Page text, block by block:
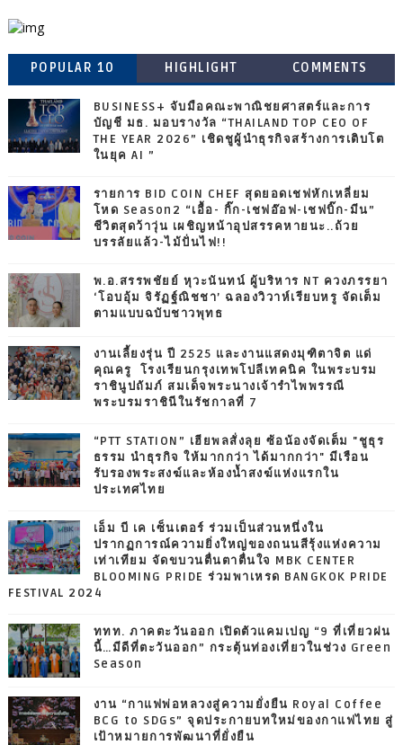
POPULAR 10 HIGHLIGHT COMMENTS
BUSINESS+ จับมือคณะพาณิชยศาสตร์และการ
บัญชี มธ. มอบรางวัล “THAILAND TOP CEO OF
THE YEAR 2026” เชิดชูผู้นำธุรกิจสร้างการเติบโต
ในยุค AI ”
รายการ BID COIN CHEF สุดยอดเชฟหักเหลี่ยม
โหด Season2 “เอื้อ- กิ๊ก-เชฟอ๊อฟ-เชฟบิ๊ก-มีน”
ชีวิตสุดว้าวุ่น เผชิญหน้าอุปสรรคหายนะ..ถ้วย
บรรลัยแล้ว-ไม้ปั่นไฟ!!
พ.อ.สรรพชัยย์ หุวะนันทน์ ผู้บริหาร NT ควงภรรยา
‘โอบอุ้ม จิรัฏฐ์ณิชชา’ ฉลองวิวาห์เรียบหรู จัดเต็ม
ตามแบบฉบับชาวพุทธ
งานเลี้ยงรุ่น ปี 2525 และงานแสดงมุฑิตาจิต แด่
คุณครู โรงเรียนกรุงเทพโปลีเทคนิค ในพระบรม
ราชินูปถัมภ์ สมเด็จพระนางเจ้ารำไพพรรณี
พระบรมราชินีในรัชกาลที่ 7
“PTT STATION” เฮียพลสั่งลุย ซ้อน้องจัดเต็ม "ชูธุร
ธรรม นำธุรกิจ ให้มากกว่า ได้มากกว่า" มีเรือน
รับรองพระสงฆ์และห้องน้ำสงฆ์แห่งแรกใน
ประเทศไทย
เอ็ม บี เค เซ็นเตอร์ ร่วมเป็นส่วนหนึ่งใน
ปรากฏการณ์ความยิ่งใหญ่ของถนนสีรุ้งแห่งความ
เท่าเทียม จัดขบวนตื่นตาตื่นใจ MBK CENTER
BLOOMING PRIDE ร่วมพาเหรด BANGKOK PRIDE
FESTIVAL 2024
ททท. ภาคตะวันออก เปิดตัวแคมเปญ “9 ที่เที่ยวฝน
นี้…มีดีที่ตะวันออก” กระตุ้นท่องเที่ยวในช่วง Green
Season
งาน “กาแฟพ่อหลวงสู่ความยั่งยืน Royal Coffee
BCG to SDGs” จุดประกายบทใหม่ของกาแฟไทย สู่
เป้าหมายการพัฒนาที่ยั่งยืน